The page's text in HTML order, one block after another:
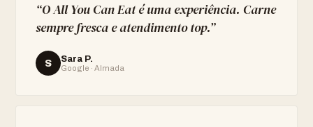
“O All You Can Eat é uma experiência. Carne
sempre fresca e atendimento top.”
S Sara P.
Google · Almada